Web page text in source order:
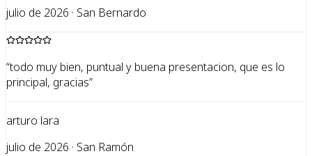
julio de 2026 · San Bernardo
“todo muy bien, puntual y buena presentacion, que es lo
principal, gracias”
arturo lara
julio de 2026 · San Ramón